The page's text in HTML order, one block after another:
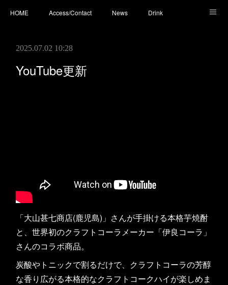
HOME Access/Contact News Drink
2025.07.02 10:28
YouTube更新
「大山甚七商店(鹿児島)」さんが手掛ける本格芋焼酎
と、世界初のクラフトコーラメーカー「伊良コーラ」
さんのコラボ商品。
炭酸やトニックで割るだけで、クラフトコーラの芳醇
な香り広がる本格的なクラフトコークハイが楽しめま